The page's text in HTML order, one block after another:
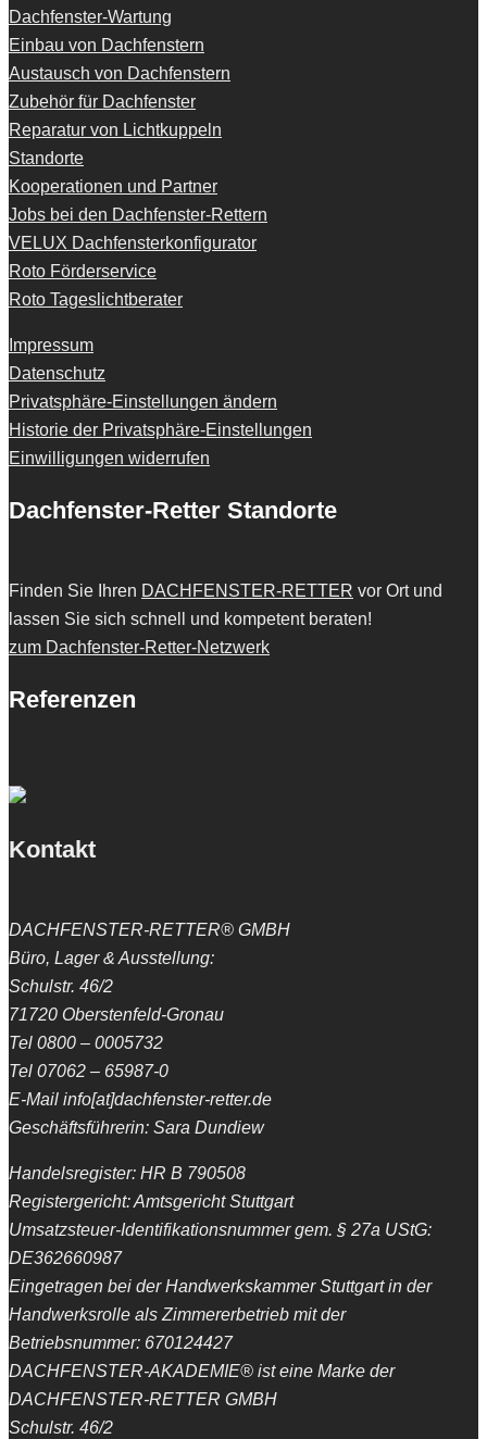
Dachfenster-Wartung
Einbau von Dachfenstern
Austausch von Dachfenstern
Zubehör für Dachfenster
Reparatur von Lichtkuppeln
Standorte
Kooperationen und Partner
Jobs bei den Dachfenster-Rettern
VELUX Dachfensterkonfigurator
Roto Förderservice
Roto Tageslichtberater
Impressum
Datenschutz
Privatsphäre-Einstellungen ändern
Historie der Privatsphäre-Einstellungen
Einwilligungen widerrufen
Dachfenster-Retter Standorte
Finden Sie Ihren DACHFENSTER-RETTER vor Ort und
lassen Sie sich schnell und kompetent beraten!
zum Dachfenster-Retter-Netzwerk
Referenzen
Kontakt
DACHFENSTER-RETTER® GMBH
Büro, Lager & Ausstellung:
Schulstr. 46/2
71720 Oberstenfeld-Gronau
Tel 0800 – 0005732
Tel 07062 – 65987-0
E-Mail info[at]dachfenster-retter.de
Geschäftsführerin: Sara Dundiew
Handelsregister: HR B 790508
Registergericht: Amtsgericht Stuttgart
Umsatzsteuer-Identifikationsnummer gem. § 27a UStG:
DE362660987
Eingetragen bei der Handwerkskammer Stuttgart in der
Handwerksrolle als Zimmererbetrieb mit der
Betriebsnummer: 670124427
DACHFENSTER-AKADEMIE® ist eine Marke der
DACHFENSTER-RETTER GMBH
Schulstr. 46/2